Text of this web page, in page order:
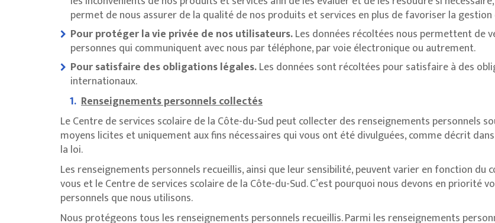
permet de nous assurer de la qualité de nos produits et services en plus de favoriser la gestion
Pour protéger la vie privée de nos utilisateurs.Les données récoltées nous permettent de
personnes qui communiquent avec nous par téléphone, par voie électronique ou autrement.
Pour satisfaire des obligations légales.Les données sont récoltées pour satisfaire à des
internationaux.
Renseignements personnels collectés
Le Centre de services scolaire de la Côte-du-Sud peut collecter des renseignements personnels
moyens licites et uniquement aux fins nécessaires qui vous ont été divulguées, comme décrit
la loi.
Les renseignements personnels recueillis, ainsi que leur sensibilité, peuvent varier en fonction
vous et le Centre de services scolaire de la Côte-du-Sud. C’est pourquoi nous devons en priorité
personnels que nous utilisons.
Nous protégeons tous les renseignements personnels recueillis. Parmi les renseignements